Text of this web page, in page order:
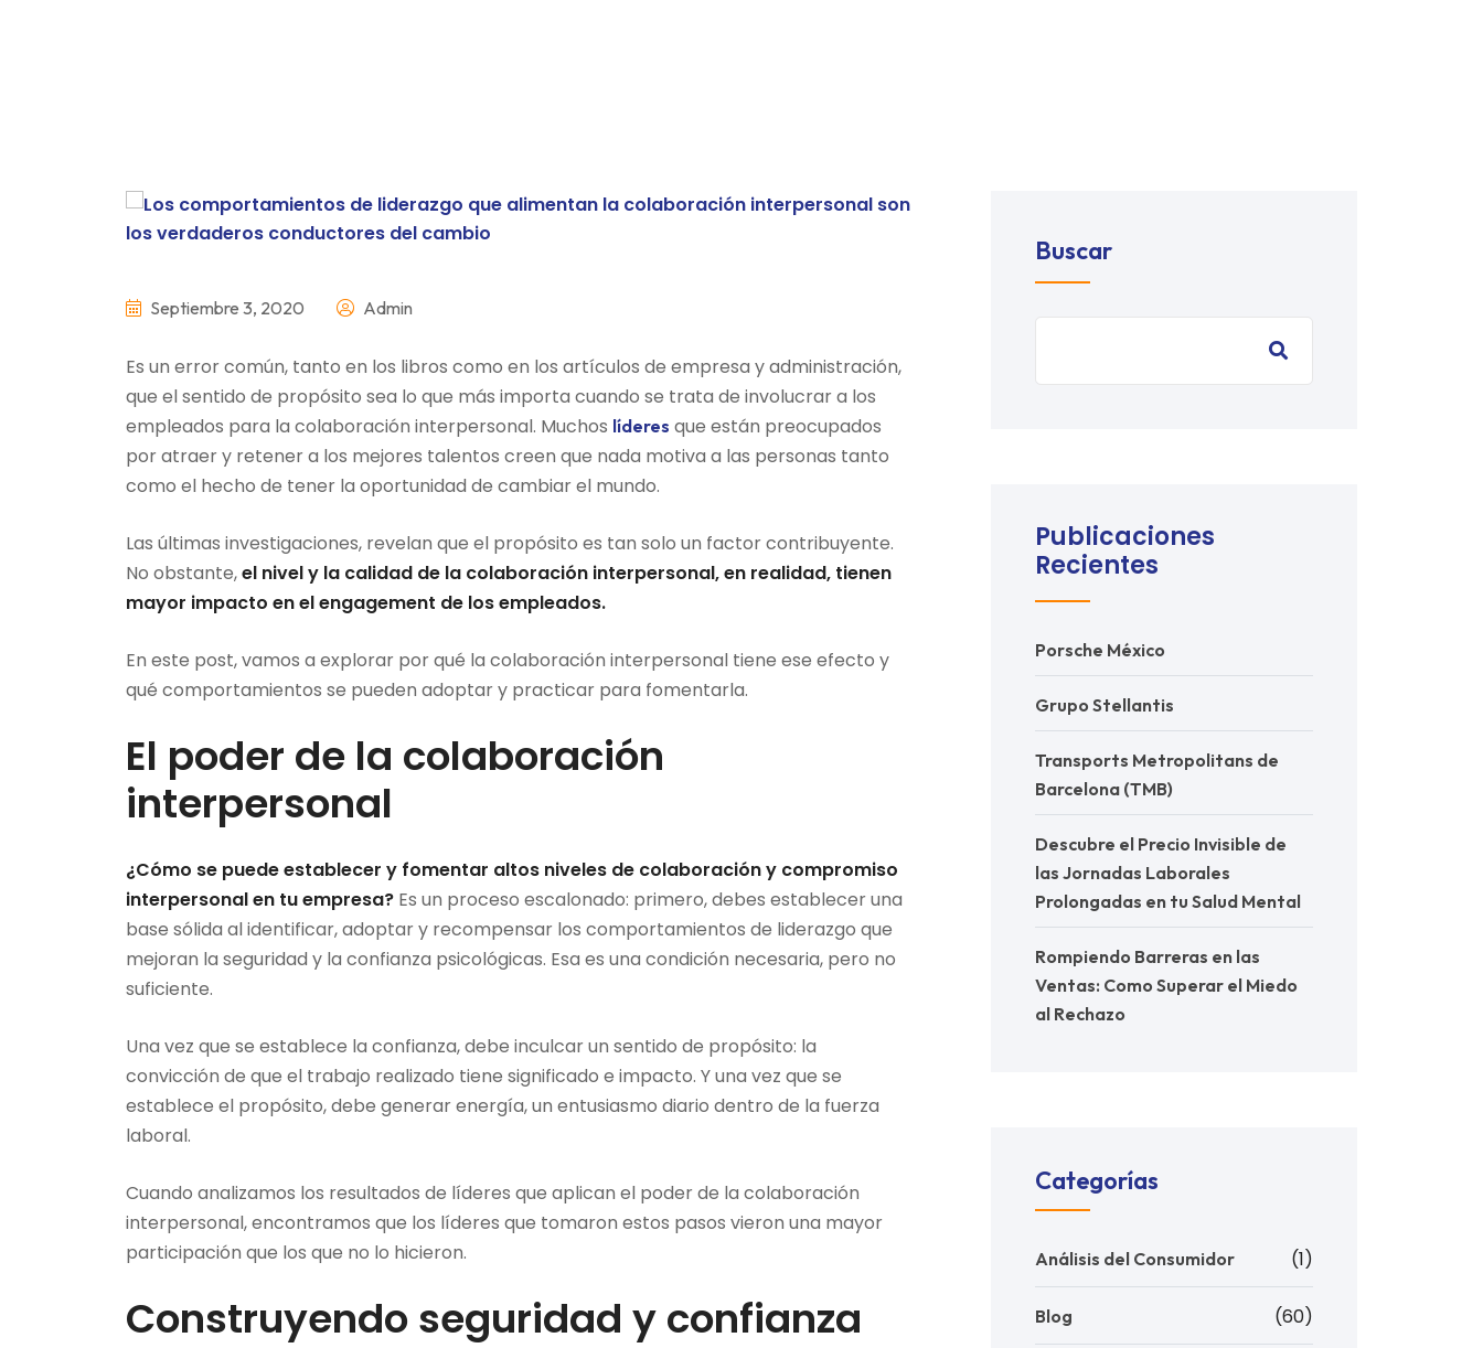
Septiembre 3, 2020 Admin
Es un error común, tanto en los libros como en los artículos de empresa y administración,
que el sentido de propósito sea lo que más importa cuando se trata de involucrar a los
empleados para la colaboración interpersonal. Muchos líderes que están preocupados
por atraer y retener a los mejores talentos creen que nada motiva a las personas tanto
como el hecho de tener la oportunidad de cambiar el mundo.
Las últimas investigaciones, revelan que el propósito es tan solo un factor contribuyente.
No obstante,el nivel y la calidad de la colaboración interpersonal, en realidad, tienen
mayor impacto en el engagement de los empleados.
En este post, vamos a explorar por qué la colaboración interpersonal tiene ese efecto y
qué comportamientos se pueden adoptar y practicar para fomentarla.
El poder de la colaboración
interpersonal
¿Cómo se puede establecer y fomentar altos niveles de colaboración y compromiso
interpersonal en tu empresa? Es un proceso escalonado: primero, debes establecer una
base sólida al identificar, adoptar y recompensar los comportamientos de liderazgo que
mejoran la seguridad y la confianza psicológicas. Esa es una condición necesaria, pero no
suficiente.
Una vez que se establece la confianza, debe inculcar un sentido de propósito: la
convicción de que el trabajo realizado tiene significado e impacto. Y una vez que se
establece el propósito, debe generar energía, un entusiasmo diario dentro de la fuerza
laboral.
Cuando analizamos los resultados de líderes que aplican el poder de la colaboración
interpersonal, encontramos que los líderes que tomaron estos pasos vieron una mayor
participación que los que no lo hicieron.
Construyendo seguridad y confianza
Buscar
Publicaciones
Recientes
Porsche México
Grupo Stellantis
Transports Metropolitans de
Barcelona (TMB)
Descubre el Precio Invisible de
las Jornadas Laborales
Prolongadas en tu Salud Mental
Rompiendo Barreras en las
Ventas: Como Superar el Miedo
al Rechazo
Categorías
Análisis del Consumidor (1)
Blog (60)